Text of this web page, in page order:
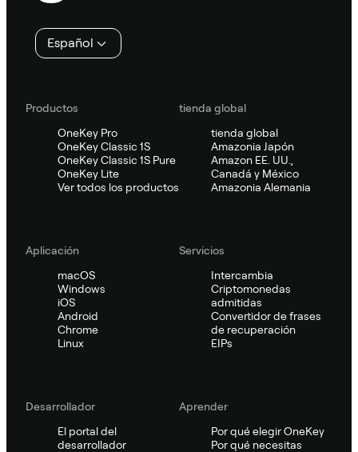
página
Español
Productos
OneKey Pro
OneKey Classic 1S
OneKey Classic 1S Pure
OneKey Lite
Ver todos los productos
tienda global
tienda global
Amazonia Japón
Amazon EE. UU.,
Canadá y México
Amazonia Alemania
Aplicación
macOS
Windows
iOS
Android
Chrome
Linux
Servicios
Intercambia
Criptomonedas
admitidas
Convertidor de frases
de recuperación
EIPs
Desarrollador
El portal del
desarrollador
Aprender
Por qué elegir OneKey
Por qué necesitas